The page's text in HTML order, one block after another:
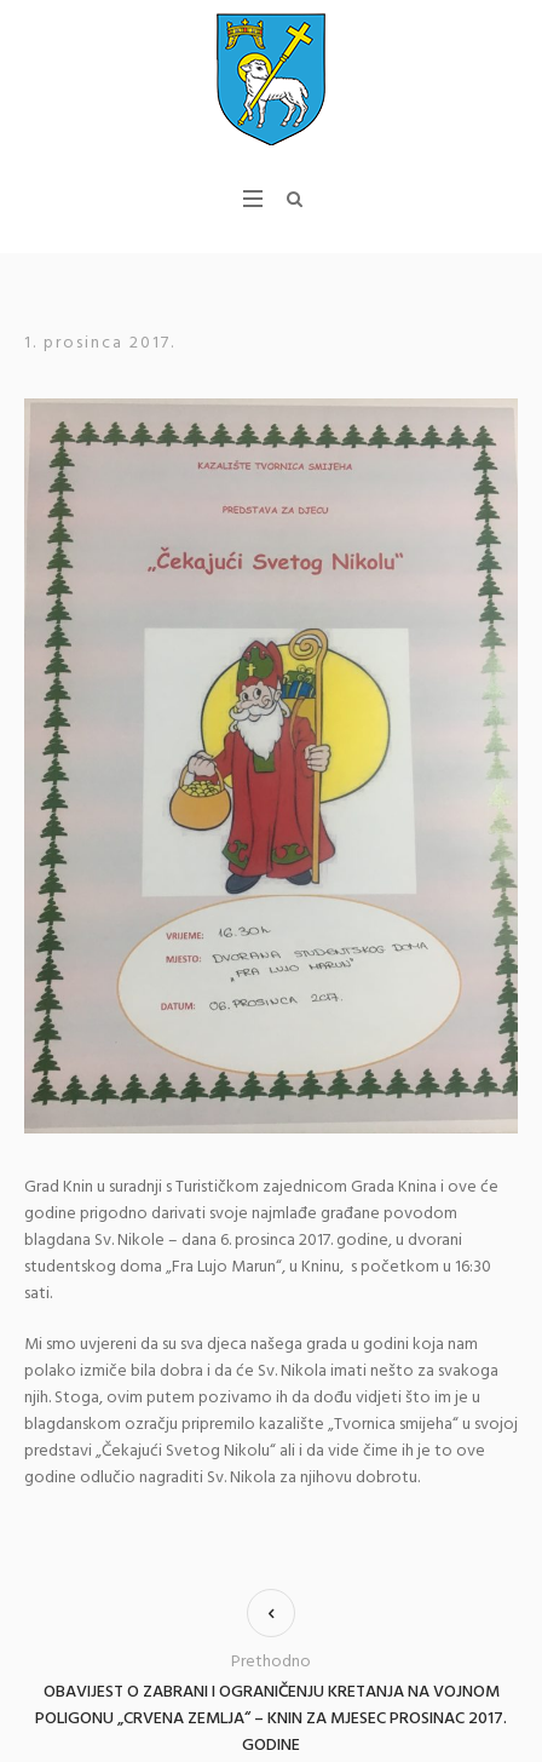
1. prosinca 2017.
Grad Knin u suradnji s Turističkom zajednicom Grada Knina i ove će
godine prigodno darivati svoje najmlađe građane povodom
blagdana Sv. Nikole – dana 6. prosinca 2017. godine, u dvorani
studentskog doma „Fra Lujo Marun“, u Kninu, s početkom u 16:30
sati.
Mi smo uvjereni da su sva djeca našega grada u godini koja nam
polako izmiče bila dobra i da će Sv. Nikola imati nešto za svakoga
njih. Stoga, ovim putem pozivamo ih da dođu vidjeti što im je u
blagdanskom ozračju pripremilo kazalište „Tvornica smijeha“ u svojoj
predstavi „Čekajući Svetog Nikolu“ ali i da vide čime ih je to ove
godine odlučio nagraditi Sv. Nikola za njihovu dobrotu.
OBAVIJEST O ZABRANI I OGRANIČENJU KRETANJA NA VOJNOM
POLIGONU „CRVENA ZEMLJA“ – KNIN ZA MJESEC PROSINAC 2017.
GODINE
Prethodno